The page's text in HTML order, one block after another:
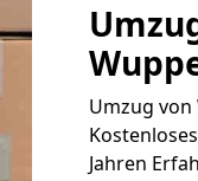
Umzug
Jahren